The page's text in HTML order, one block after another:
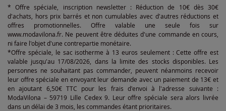
* Offre spéciale, inscription newsletter : Réduction de 10€ dès 30€
d'achats, hors prix barrés et non cumulables avec d'autres réductions et
offres promotionnelles. Offre valable une seule fois sur
www.modavilona.fr. Ne peuvent être déduites d'une commande en cours,
ni faire l'objet d'une contrepartie monétaire.
*Offre spéciale, le sac isotherme à 13 euros seulement : Cette offre est
valable jusqu'au 17/08/2026, dans la limite des stocks disponibles. Les
personnes ne souhaitant pas commander, peuvent néanmoins recevoir
leur offre spéciale en envoyant leur demande avec un paiement de 13€ et
en ajoutant 6,50€ TTC pour les frais d'envoi à l'adresse suivante :
ModaVilona – 59719 Lille Cedex 9. Leur offre spéciale sera alors livrée
dans un délai de 3 mois, les commandes étant prioritaires.